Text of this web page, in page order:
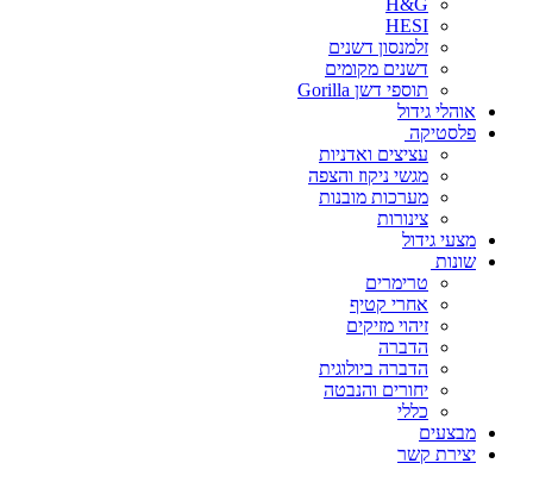
HESI
זלמנסון דשנים
דשנים מקומים
תוספי דשן Gorilla
אוהלי גידול
פלסטיקה
עציצים ואדניות
מגשי ניקוז והצפה
מערכות מובנות
צינורות
מצעי גידול
שונות
טרימרים
אחרי קטיף
זיהוי מזיקים
הדברה
הדברה ביולוגית
יחורים והנבטה
כללי
מבצעים
יצירת קשר